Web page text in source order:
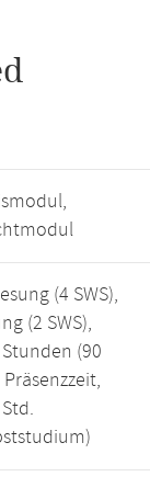
(4 SWS),
(2 SWS),
(90